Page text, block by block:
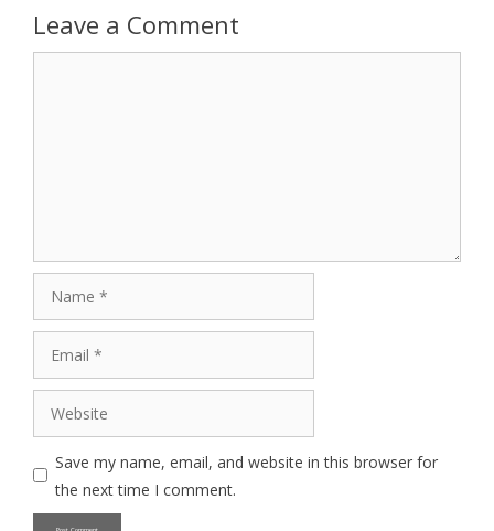
Leave a Comment
Website
Save my name, email, and website in this browser for
the next time I comment.